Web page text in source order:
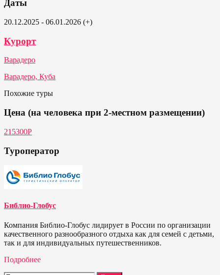
Даты
20.12.2025 - 06.01.2026 (+)
Курорт
Варадеро
Варадеро, Куба
Похожие туры
Цена (на человека при 2-местном размещении)
215300P
Туроператор
Библио-Глобус
Компания Библио-Глобус лидирует в России по организации
качественного разнообразного отдыха как для семей с детьми,
так и для индивидуальных путешественников.
Подробнее